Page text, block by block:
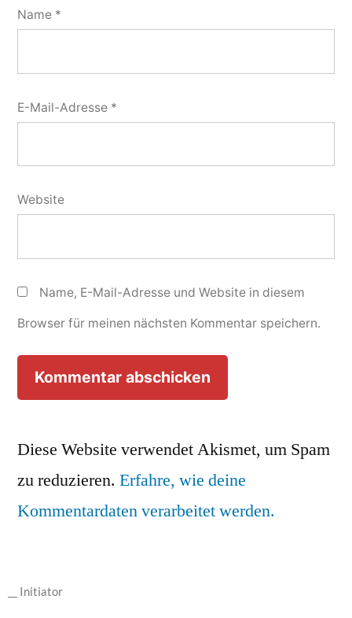
Name *
E-Mail-Adresse *
Website
Name, E-Mail-Adresse und Website in diesem
Browser für meinen nächsten Kommentar speichern.
Diese Website verwendet Akismet, um Spam
zu reduzieren. Erfahre, wie deine
Kommentardaten verarbeitet werden.
__ Initiator